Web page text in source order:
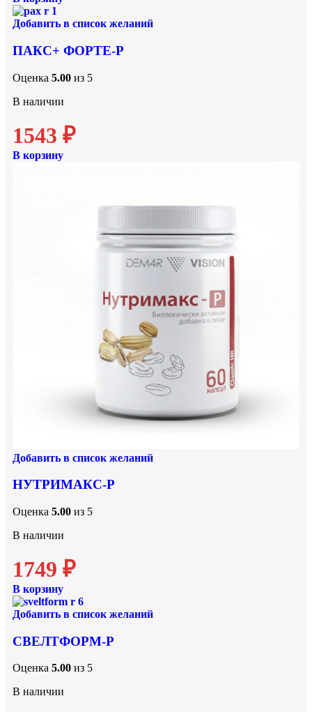
Добавить в список желаний
ПАКС+ ФОРТЕ-Р
Оценка 5.00 из 5
В наличии
1543 ₽
В корзину
Добавить в список желаний
НУТРИМАКС-Р
Оценка 5.00 из 5
В наличии
1749 ₽
В корзину
Добавить в список желаний
СВЕЛТФОРМ-Р
Оценка 5.00 из 5
В наличии